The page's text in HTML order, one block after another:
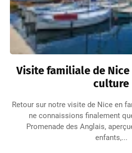
Visite familiale de
culture
Retour sur notre visite de Nice en
ne connaissions finalement
Promenade des Anglais,
enfants,...